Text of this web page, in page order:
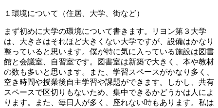
１環境について（住居、大学、街など）
まず初めに大学の環境について書きます。リヨン第３大学
は、大きさはそれほど大きくない大学ですが、設備はかなり
整っていると思います。僕が特に気に入っている施設は図書
館と会議室、自習室です。図書室は新築で大きく、本や教材
の数も多いと思います。また、学習スペースがかなり多く、
空き時間や授業後自主学習や課題ができます。しかし、共有
スペースで区切りもないため、集中できるかどうかは人によ
ります。また、毎日人が多く、座れない時もあります。私は